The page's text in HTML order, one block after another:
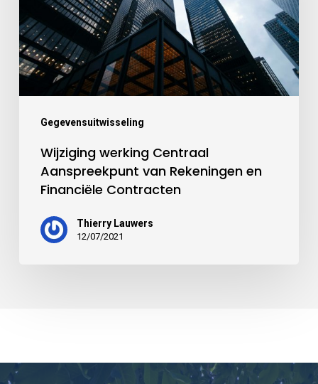
Gegevensuitwisseling
Wijziging werking Centraal
Aanspreekpunt van Rekeningen en
Financiële Contracten
Thierry Lauwers
12/07/2021